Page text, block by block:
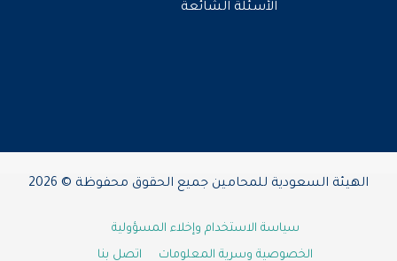
الأسئلة الشائعة
الهيئة السعودية للمحامين جميع الحقوق محفوظة © 2026
سياسة الاستخدام وإخلاء المسؤولية
الخصوصية وسرية المعلومات
اتصل بنا